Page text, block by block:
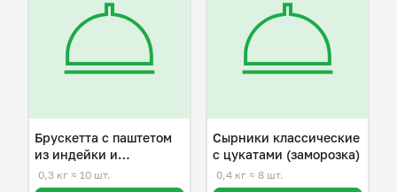
Брускетта с паштетом
из индейки и
клубникой
0,3 кг ≈ 10 шт.
Сырники классические
с цукатами (заморозка)
0,4 кг ≈ 8 шт.